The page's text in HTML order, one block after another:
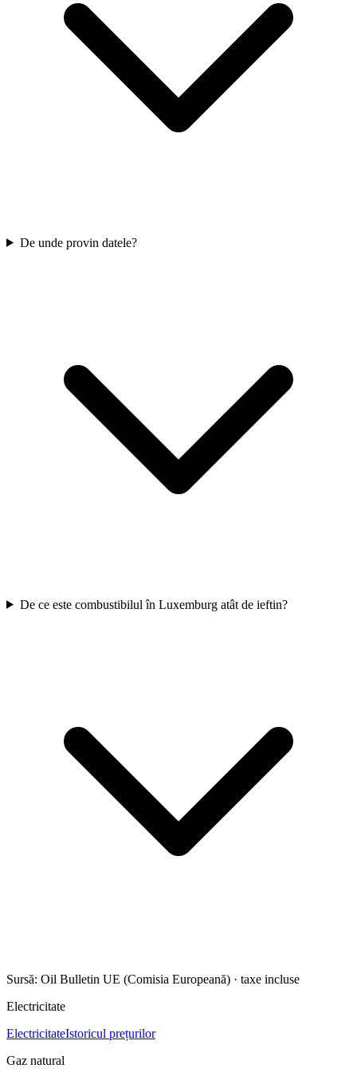
De unde provin datele?
De ce este combustibilul în Luxemburg atât de ieftin?
Sursă: Oil Bulletin UE (Comisia Europeană) · taxe incluse
Electricitate
ElectricitateIstoricul prețurilor
Gaz natural